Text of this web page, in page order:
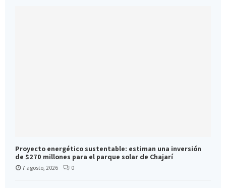
Proyecto energético sustentable: estiman una inversión
de $270 millones para el parque solar de Chajarí
7 agosto, 2026 0